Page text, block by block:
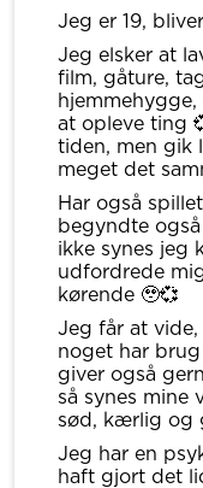
Jeg er 19,
Jeg elsker at
film, gåture,
at opleve ting
tiden, men gik
meget det
Har også
begyndte
ikke synes jeg
udfordrede
kørende 🥹💞
Jeg får at
noget har
giver også
så synes mine
sød, kærlig og
Jeg har en
haft gjort det